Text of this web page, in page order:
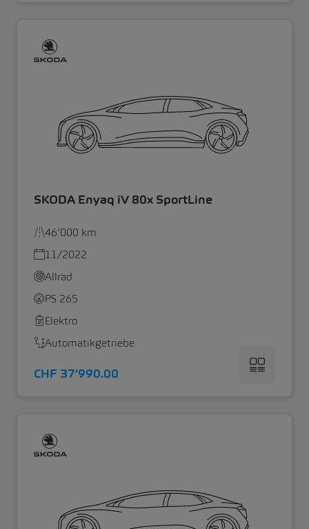
SKODA Enyaq iV 80x SportLine
46’000 km
11/2022
Allrad
PS 265
Elektro
Automatikgetriebe
CHF 37’990.00